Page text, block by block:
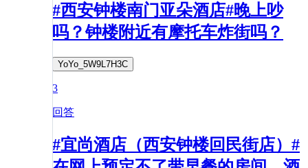
#西安钟楼南门亚朵酒店#晚上吵
吗？钟楼附近有摩托车炸街吗？
YoYo_5W9L7H3C
3
回答
#宜尚酒店（西安钟楼回民街店）#